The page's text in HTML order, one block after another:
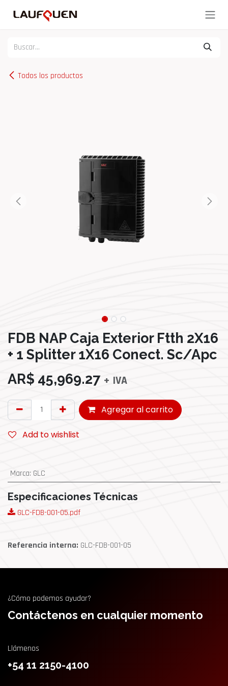
Todos los productos
FDB NAP Caja Exterior Ftth 2X16
+ 1 Splitter 1X16 Conect. Sc/Apc
AR$ 45,969.27 + IVA
Agregar al carrito
Add to wishlist
Marca: GLC
Especificaciones Técnicas
GLC-FDB-001-05.pdf
Referencia interna: GLC-FDB-001-05
¿Cómo podemos ayudar?
Contáctenos en cualquier momento
Llámenos
+54 11 2150-4100